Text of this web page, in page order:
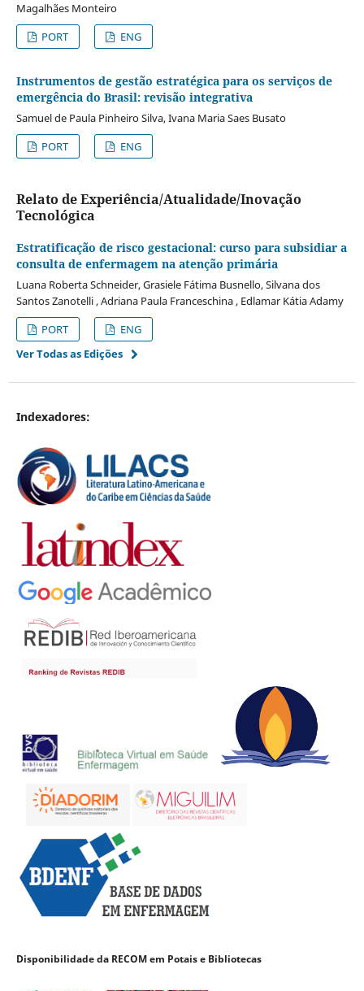
Magalhães Monteiro
PORT
ENG
Instrumentos de gestão estratégica para os serviços de
emergência do Brasil: revisão integrativa
Samuel de Paula Pinheiro Silva, Ivana Maria Saes Busato
PORT
ENG
Relato de Experiência/Atualidade/Inovação
Tecnológica
Estratificação de risco gestacional: curso para subsidiar a
consulta de enfermagem na atenção primária
Luana Roberta Schneider, Grasiele Fátima Busnello, Silvana dos
Santos Zanotelli , Adriana Paula Franceschina , Edlamar Kátia Adamy
PORT
ENG
Ver Todas as Edições
Indexadores:
Disponibilidade da RECOM em Potais e Bibliotecas